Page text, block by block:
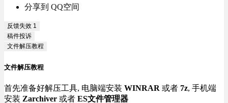
分享到 QQ空间
反馈失效 1
稿件投诉
文件解压教程
文件解压教程
首先准备好解压工具, 电脑端安装 WINRAR 或者 7z, 手机端
安装 Zarchiver 或者 ES文件管理器